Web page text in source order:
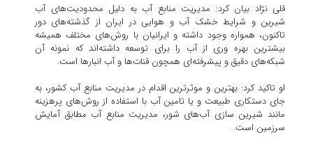
قلی نژاد بیان کرد: مدیریت منابع آب به دلیل محدودیت‌های آب
شیرین و شرایط خشک آب و هوایی در ایران از گذشته‌های دور
تاکنون، همواره وجود داشته و ایرانیان با روش‌های مختلف همیشه
بیشترین بهره وری از آب را برای توسعه داشته‌اند که نمونه آن
شبکه‌های دقیق و پیشرفته‌ای همچون قنات‌ها و آب انبار‌ها است.
او تاکید کرد: بهترین و موثرترین اقدام در مدیریت منابع آب کشور، به
جای دستکاری طبیعت و یا تامین آب با استفاده از روش‌های پرهزینه
مانند شیرین سازی آب‌های شور، مدیریت منابع آب مطابق آمایش
سرزمین است.